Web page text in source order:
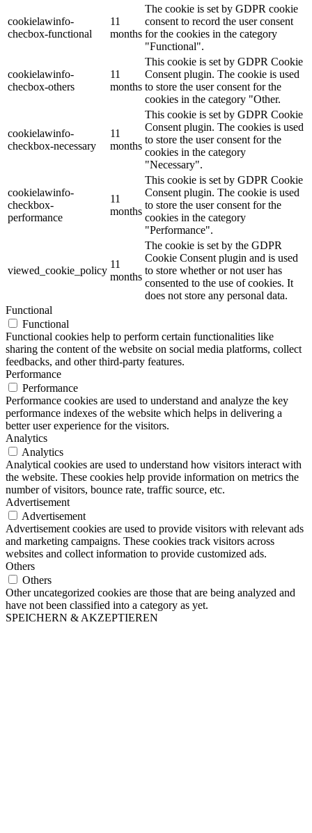
cookielawinfo-
checbox-functional
11
months
The cookie is set by GDPR cookie
consent to record the user consent
for the cookies in the category
"Functional".
cookielawinfo-
checbox-others
11
months
This cookie is set by GDPR Cookie
Consent plugin. The cookie is used
to store the user consent for the
cookies in the category "Other.
cookielawinfo-
checkbox-necessary
11
months
This cookie is set by GDPR Cookie
Consent plugin. The cookies is used
to store the user consent for the
cookies in the category
"Necessary".
cookielawinfo-
checkbox-
performance
11
months
This cookie is set by GDPR Cookie
Consent plugin. The cookie is used
to store the user consent for the
cookies in the category
"Performance".
viewed_cookie_policy
11
months
The cookie is set by the GDPR
Cookie Consent plugin and is used
to store whether or not user has
consented to the use of cookies. It
does not store any personal data.
Functional
Functional
Functional cookies help to perform certain functionalities like
sharing the content of the website on social media platforms, collect
feedbacks, and other third-party features.
Performance
Performance
Performance cookies are used to understand and analyze the key
performance indexes of the website which helps in delivering a
better user experience for the visitors.
Analytics
Analytics
Analytical cookies are used to understand how visitors interact with
the website. These cookies help provide information on metrics the
number of visitors, bounce rate, traffic source, etc.
Advertisement
Advertisement
Advertisement cookies are used to provide visitors with relevant ads
and marketing campaigns. These cookies track visitors across
websites and collect information to provide customized ads.
Others
Others
Other uncategorized cookies are those that are being analyzed and
have not been classified into a category as yet.
SPEICHERN & AKZEPTIEREN